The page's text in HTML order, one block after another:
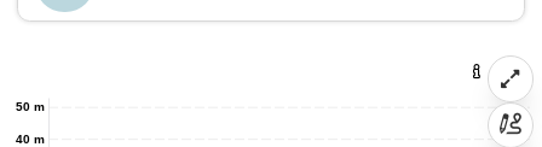
40 m
50 m